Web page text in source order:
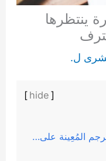
13 مهارة ينتظرها
ل.
[
hide
]
2) سرعة الكتابة من مهارات المترجم المُعِينة على الترجمة